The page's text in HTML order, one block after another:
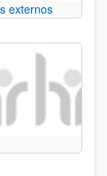
externos